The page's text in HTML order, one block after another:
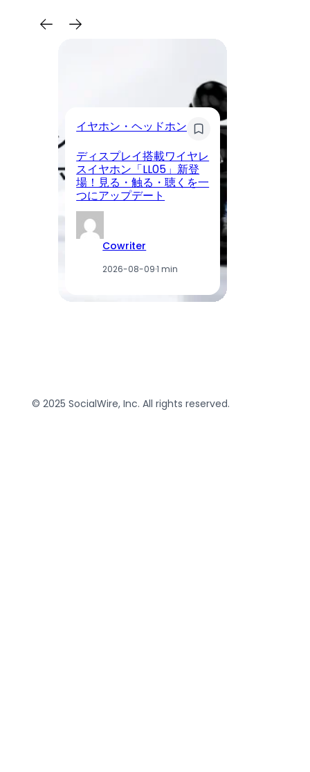
イヤホン・ヘッドホン
ディスプレイ搭載ワイヤレ
スイヤホン「LL05」新登
場！見る・触る・聴くを一
つにアップデート
Cowriter
2026-08-09·1 min
© 2025 SocialWire, Inc. All rights reserved.